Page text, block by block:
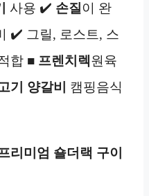
사용 ✔️ 손질이 완
✔️ 그릴, 로스트, 스
합 ■ 프렌치렉 원육
기 양갈비
캠핑음식
리미엄 숄더랙 구이